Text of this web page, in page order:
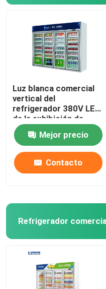
Luz blanca comercial
vertical del
refrigerador 380V LED
de la exhibición de
Arsenbo
Mejor precio
Contacto
Refrigerador